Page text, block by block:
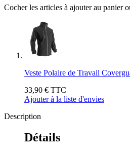
Cocher les articles à ajouter au panier
Veste Polaire de Travail
33,90 € TTC
Ajouter à la liste d'envies
Description
Détails